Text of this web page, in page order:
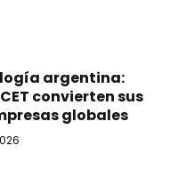
argentina:
convierten sus
globales